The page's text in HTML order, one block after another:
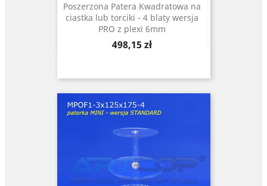
Poszerzona Patera Kwadratowa na
ciastka lub torciki - 4 blaty wersja
PRO z plexi 6mm
Cena
498,15 zł